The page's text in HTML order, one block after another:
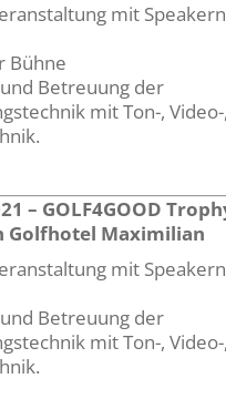
mit
Bühne
Betreuung der
mit Ton-,
– GOLF4GOOD
Golfhotel Maximilian
mit
Betreuung der
mit Ton-,